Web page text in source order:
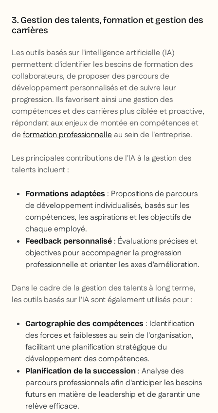
3. Gestion des talents, formation et gestion des
carrières
Les outils basés sur l'intelligence artificielle (IA)
permettent d'identifier les besoins de formation des
collaborateurs, de proposer des parcours de
développement personnalisés et de suivre leur
progression. Ils favorisent ainsi une gestion des
compétences et des carrières plus ciblée et proactive,
répondant aux enjeux de montée en compétences et
deformation professionnelleau sein de l'entreprise.
Les principales contributions de l'IA à la gestion des
talents incluent :
Formations adaptées : Propositions de parcours
de développement individualisés, basés sur les
compétences, les aspirations et les objectifs de
chaque employé.
Feedback personnalisé : Évaluations précises et
objectives pour accompagner la progression
professionnelle et orienter les axes d'amélioration.
Dans le cadre de la gestion des talents à long terme,
les outils basés sur l'IA sont également utilisés pour :
Cartographie des compétences : Identification
des forces et faiblesses au sein de l'organisation,
facilitant une planification stratégique du
développement des compétences.
Planification de la succession : Analyse des
parcours professionnels afin d'anticiper les besoins
futurs en matière de leadership et de garantir une
relève efficace.